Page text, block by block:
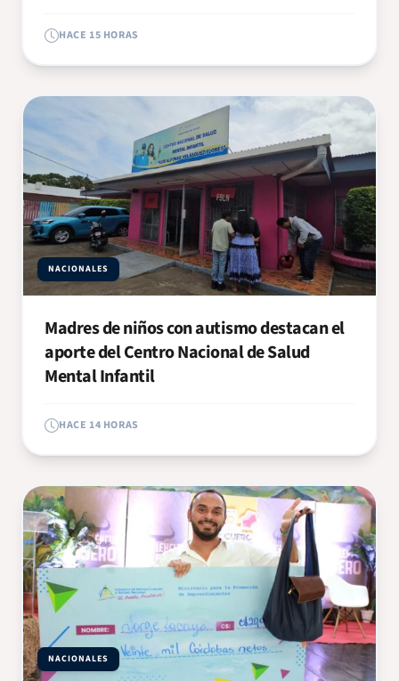
HACE 15 HORAS
NACIONALES
Madres de niños con autismo destacan el
aporte del Centro Nacional de Salud
Mental Infantil
HACE 14 HORAS
NACIONALES